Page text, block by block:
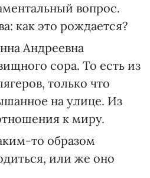
вопрос.
как это рождается?
Андреевна
сора. То есть из
только что
на улице. Из
к миру.
то образом
или же оно